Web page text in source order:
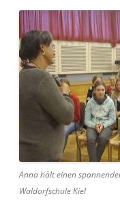
Anna hält einen
Waldorfschule Kiel